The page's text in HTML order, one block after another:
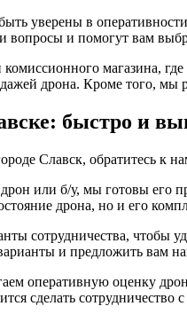
уверены в
вопросы и помогут вам
магазина,
дрона. Кроме того, мы
быстро и
Славск, обратитесь к
или б/у, мы готовы его
дрона, но и его
сотрудничества, чтобы
и предложить вам
оперативную оценку
сделать